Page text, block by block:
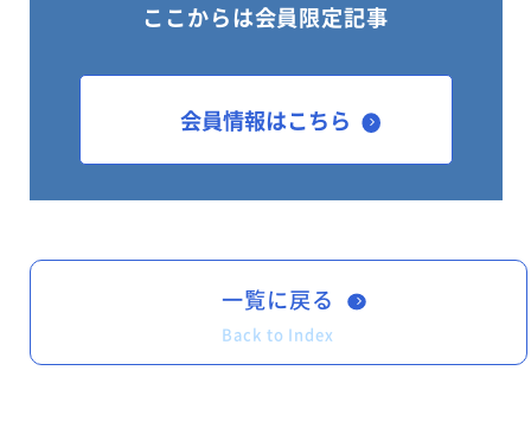
ここからは会員限定記事
会員情報はこちら
一覧に戻る
Back to Index